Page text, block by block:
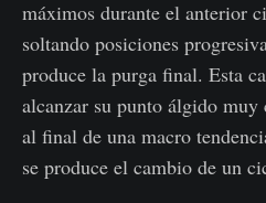
máximos durante el anterior
soltando posiciones
produce la purga final. Esta
alcanzar su punto álgido
al final de una macro
se produce el cambio de un